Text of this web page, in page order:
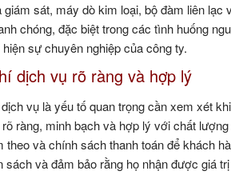
giám sát, máy dò kim loại, bộ đàm liên lạc
chóng, đặc biệt trong các tình huống
sự chuyên nghiệp của công ty.
dịch vụ rõ ràng và hợp lý
vụ là yếu tố quan trọng cần xem xét
ràng, minh bạch và hợp lý với chất
theo và chính sách thanh toán để khách
sách và đảm bảo rằng họ nhận được giá